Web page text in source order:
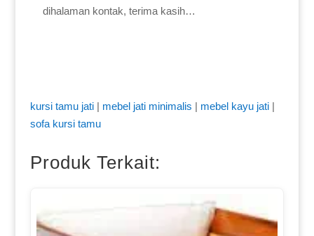
dihalaman kontak, terima kasih…
kursi tamu jati| mebel jati minimalis | mebel kayu jati|
sofa kursi tamu
Produk Terkait: